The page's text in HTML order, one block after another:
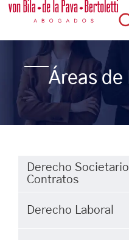
Áreas de
Derecho
Contratos
Derecho Laboral